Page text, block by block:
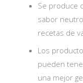
Se produce
sabor
recetas de
Los
pueden
una mejor